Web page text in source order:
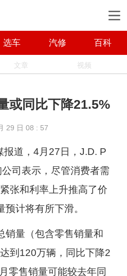
选车 汽修 百科
文章 视频
或同比下降21.5%
29 日 08 : 57
报道，4月27日，J.D. P
司表示，尽管消费者需
张和利率上升推高了价
计将有所下滑。
销量（包含零售销量和
到120万辆，同比下降2
零售销量可能较去年同